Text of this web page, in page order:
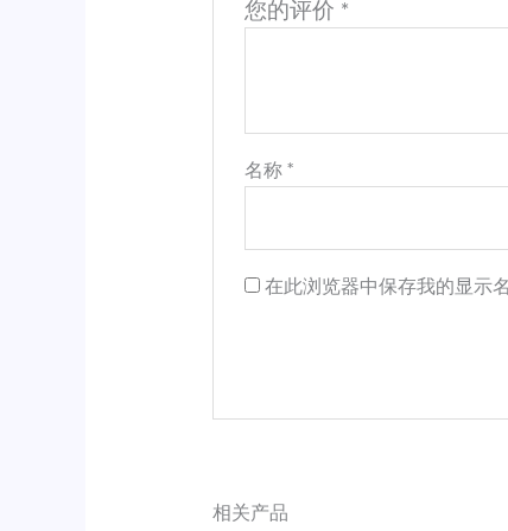
您的评价 *
名称*
在此浏览器中保存我的显示
相关产品